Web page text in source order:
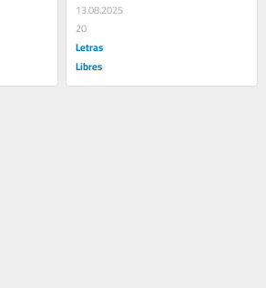
13.08.2025
20
Letras
Libres